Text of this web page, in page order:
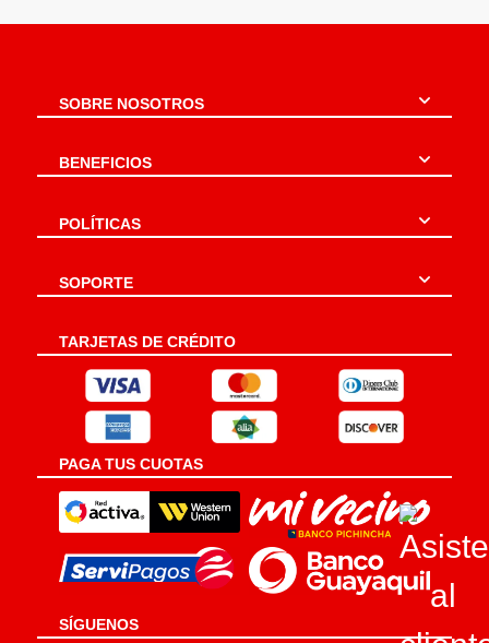
SOBRE NOSOTROS
BENEFICIOS
POLÍTICAS
SOPORTE
TARJETAS DE CRÉDITO
PAGA TUS CUOTAS
SÍGUENOS